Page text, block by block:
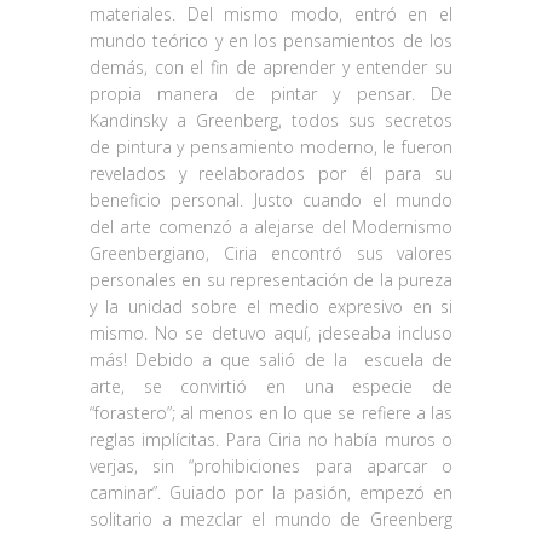
materiales. Del mismo modo, entró en el
mundo teórico y en los pensamientos de los
demás, con el fin de aprender y entender su
propia manera de pintar y pensar. De
Kandinsky a Greenberg, todos sus secretos
de pintura y pensamiento moderno, le fueron
revelados y reelaborados por él para su
beneficio personal. Justo cuando el mundo
del arte comenzó a alejarse del Modernismo
Greenbergiano, Ciria encontró sus valores
personales en su representación de la pureza
y la unidad sobre el medio expresivo en si
mismo. No se detuvo aquí, ¡deseaba incluso
más! Debido a que salió de la
escuela de
arte, se convirtió en una especie de
“forastero”; al menos en lo que se refiere a las
reglas implícitas. Para Ciria no había muros o
verjas, sin “prohibiciones para aparcar o
caminar”. Guiado por la pasión, empezó en
solitario a mezclar el mundo de Greenberg